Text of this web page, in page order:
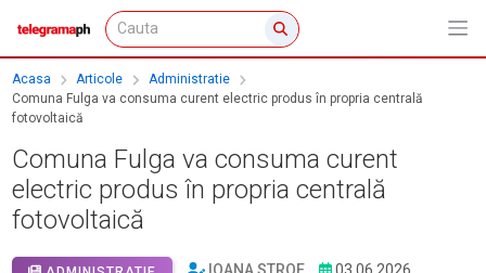
Acasa Articole
Administratie
Comuna Fulga va consuma curent electric produs în propria centrală
fotovoltaică
Comuna Fulga va consuma curent
electric produs în propria centrală
fotovoltaică